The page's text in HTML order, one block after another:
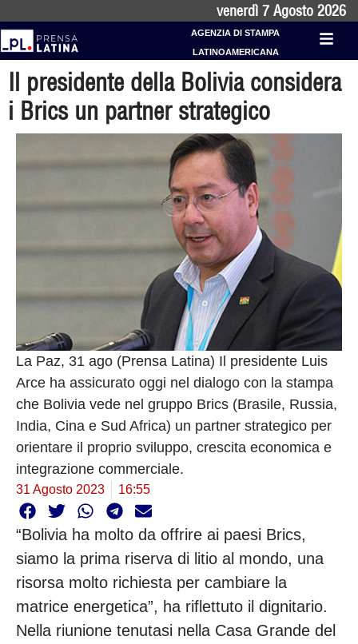
venerdì 7 Agosto 2026
AGENZIA DI STAMPA
LATINOAMERICANA
Il presidente della Bolivia considera
i Brics un partner strategico
La Paz, 31 ago (Prensa Latina) Il presidente Luis
Arce ha assicurato oggi nel dialogo con la stampa
che Bolivia vede nel gruppo Brics (Brasile, Russia,
India, Cina e Sud Africa) un partner strategico per
orientare il proprio sviluppo, crescita economica e
integrazione commerciale.
31 Agosto 2023 16:55
“Bolivia ha molto da offrire ai paesi Brics,
siamo la prima riserva di litio al mondo, una
risorsa molto richiesta per cambiare la
matrice energetica”, ha riflettuto il dignitario.
Nella riunione tenutasi nella Casa Grande del